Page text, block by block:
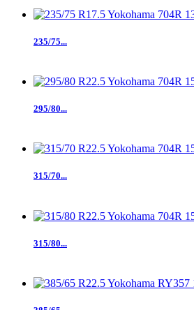
235/75...
295/80...
315/70...
315/80...